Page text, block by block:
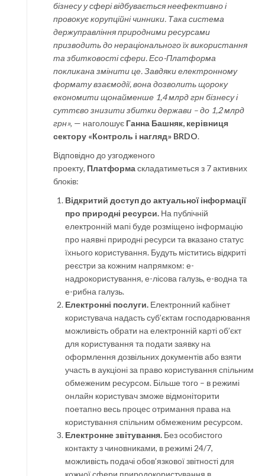
бізнесу у сфері відбувається неефективно і
провокує корупційні чинники. Така система
держуправління природними ресурсами
призводить до нераціонального їх використання
та збитковості сфери.Есо-Платформа
покликана змінити це. Завдяки електронному
формату взаємодії, вона дозволить щороку
економити щонайменше 1,4 млрд грн бізнесу і
суттєво знизити збитки держави – до 1,2 млрд
грн», — наголошує Ганна Башняк, керівниця
сектору «Контроль і нагляд» BRDO.
Відповідно до узгодженого
проекту, Платформаскладатиметься з 7 активних
блоків:
Відкритий доступ до актуальної інформації
про природні ресурси. На публічній
електронній мапі буде розміщено інформацію
про наявні природні ресурси та вказано статус
їхнього користування. Будуть міститись відкриті
реєстри за кожним напрямком: е-
надрокористування, е-лісова галузь, е-водна та
е-рибна галузь.
Електронні послуги. Електронний кабінет
користувача надасть суб’єктам господарювання
можливість обрати на електронній карті об’єкт
для користування та подати заявку на
оформлення дозвільних документів або взяти
участь в аукціоні за право користування спільним
обмеженим ресурсом. Більше того – в режимі
онлайн користувач зможе відмоніторити
поетапно весь процес отримання права на
користування спільним обмеженим ресурсом.
Електронне звітування. Без особистого
контакту з чиновниками, в режимі 24/7,
можливість подачі обов’язкової звітності для
кожної сфери природокористування в